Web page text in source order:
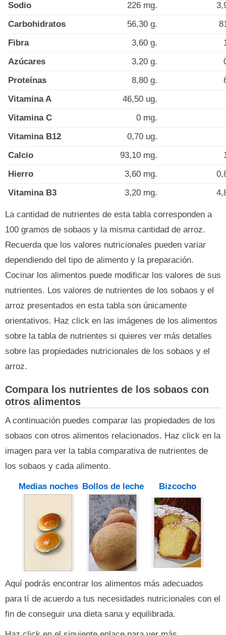
Sodio
226 mg.
Carbohidratos
56,30 g.
Fibra
3,60 g.
Azúcares
3,20 g.
Proteínas
8,80 g.
Vitamina A
46,50 ug.
Vitamina C
0 mg.
Vitamina B12
0,70 ug.
Calcio
93,10 mg.
Hierro
3,60 mg.
Vitamina B3
3,20 mg.
La cantidad de nutrientes de esta tabla corresponden a
100 gramos de sobaos y la misma cantidad de arroz.
Recuerda que los valores nutricionales pueden variar
dependiendo del tipo de alimento y la preparación.
Cocinar los alimentos puede modificar los valores de sus
nutrientes. Los valores de nutrientes de los sobaos y el
arroz presentados en esta tabla son únicamente
orientativos. Haz click en las imágenes de los alimentos
sobre la tabla de nutrientes si quieres ver más detalles
sobre las propiedades nutricionales de los sobaos y el
arroz.
Compara los nutrientes de los sobaos con
otros alimentos
A continuación puedes comparar las propiedades de los
sobaos con otros alimentos relacionados. Haz click en la
imagen para ver la tabla comparativa de nutrientes de
los sobaos y cada alimento.
Medias noches Bollos de leche Bizcocho
Aquí podrás encontrar los alimentos más adecuados
para tí de acuerdo a tus necesidades nutricionales con el
fin de conseguir una dieta sana y equilibrada.